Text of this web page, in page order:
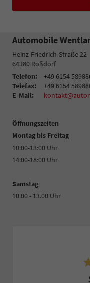
Automobile
Heinz-Friedrich-Straße 22
64380 Roßdorf
Telefon:
+49 6154
Telefax:
+49 6154
E-Mail:
Öffnungszeiten
Montag bis Freitag
10:00-13:00 Uhr
14:00-18:00 Uhr
Samstag
10.00 - 13.00 Uhr